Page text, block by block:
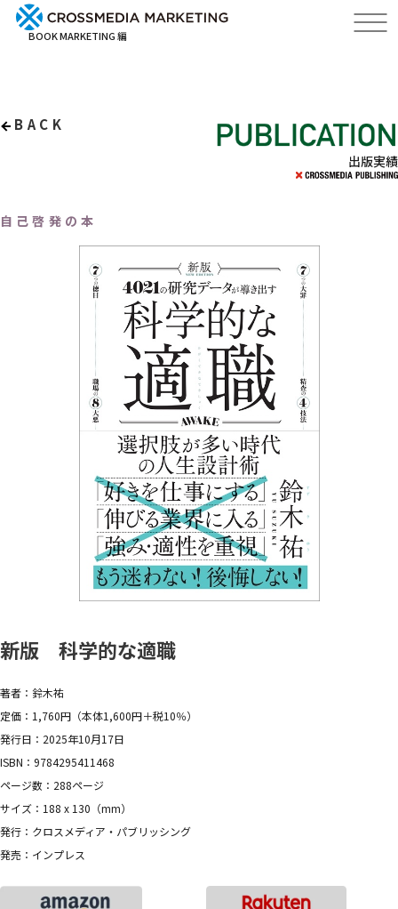
BOOK MARKETING 編
BACK
出版実績
自己啓発の本
新版 科学的な適職
著者：鈴木祐
定価：1,760円（本体1,600円＋税10％）
発行日：2025年10月17日
ISBN：9784295411468
ページ数：288ページ
サイズ：188 x 130（mm）
発行：クロスメディア・パブリッシング
発売：インプレス